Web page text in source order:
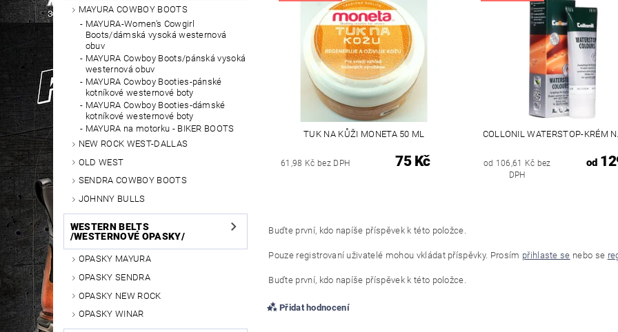
MAYURA COWBOY BOOTS
MAYURA-Women's Cowgirl
Boots/dámská vysoká westernová
obuv
MAYURA Cowboy Boots/pánská vysoká
westernová obuv
MAYURA Cowboy Booties-pánské
kotníkové westernové boty
MAYURA Cowboy Booties-dámské
kotníkové westernové boty
MAYURA na motorku - BIKER BOOTS
NEW ROCK WEST-DALLAS
OLD WEST
SENDRA COWBOY BOOTS
JOHNNY BULLS
WESTERN BELTS
/WESTERNOVÉ OPASKY/
OPASKY MAYURA
OPASKY SENDRA
OPASKY NEW ROCK
OPASKY WINAR
TUK NA KŮŽI MONETA 50 ML
61,98 Kč bez DPH 75 Kč
COLLONIL WATERSTOP-KRÉM
od 106,61 Kč bez
DPH
od
Buďte první, kdo napíše příspěvek k této položce.
Pouze registrovaní uživatelé mohou vkládat příspěvky. Prosím přihlaste se nebo se
Buďte první, kdo napíše příspěvek k této položce.
Přidat hodnocení